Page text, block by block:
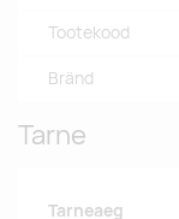
Tootekood
Bränd
Tarne
Tarneaeg